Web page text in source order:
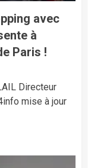
avec
à
Paris !
Directeur
mise à jour